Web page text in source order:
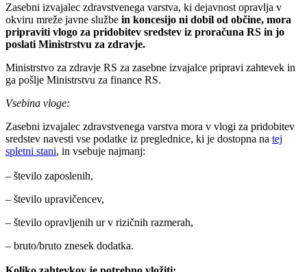
Zasebni izvajalec zdravstvenega varstva, ki dejavnost opravlja v
okviru mreže javne službe in koncesijo ni dobil od občine, mora
pripraviti vlogo za pridobitev sredstev iz proračuna RS in jo
poslati Ministrstvu za zdravje.
Ministrstvo za zdravje RS za zasebne izvajalce pripravi zahtevek in
ga pošlje Ministrstvu za finance RS.
Vsebina vloge:
Zasebni izvajalec zdravstvenega varstva mora v vlogi za pridobitev
sredstev navesti vse podatke iz preglednice, ki je dostopna na tej
spletni stani, in vsebuje najmanj:
– število zaposlenih,
– število upravičencev,
– število opravljenih ur v rizičnih razmerah,
– bruto/bruto znesek dodatka.